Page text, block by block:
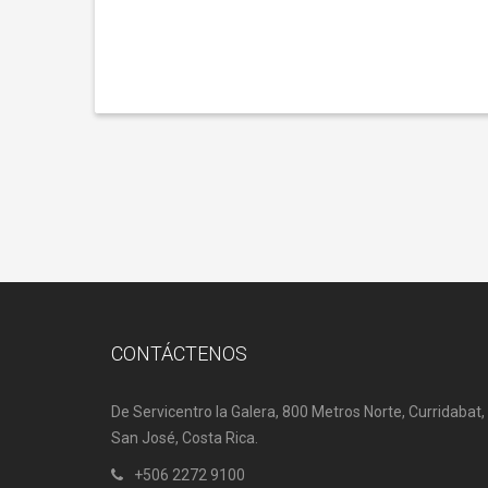
CONTÁCTENOS
De Servicentro la Galera, 800 Metros Norte, Curridabat,
San José, Costa Rica.
+506 2272 9100